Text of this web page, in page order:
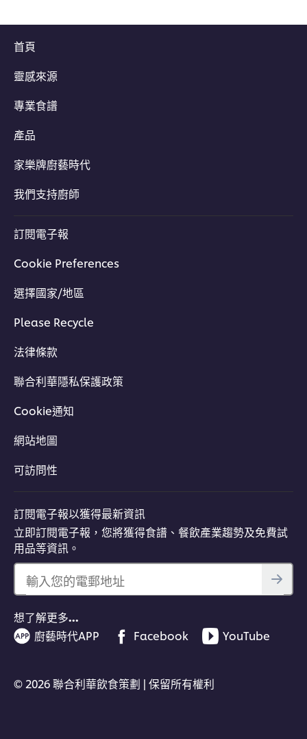
首頁
靈感來源
專業食譜
產品
家樂牌廚藝時代
我們支持廚師
訂閱電子報
Cookie Preferences
選擇國家/地區
Please Recycle
法律條款
聯合利華隱私保護政策
Cookie通知
網站地圖
可訪問性
訂閱電子報以獲得最新資訊
立即訂閱電子報，您將獲得食譜、餐飲產業趨勢及免費試
用品等資訊。
輸入您的電郵地址
想了解更多…
廚藝時代APP
Facebook YouTube
© 2026 聯合利華飲食策劃 | 保留所有權利